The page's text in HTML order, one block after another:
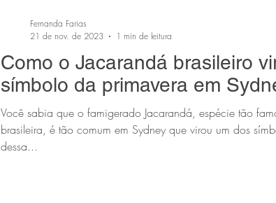
Como o Jacarandá brasileiro
símbolo da primavera em
Você sabia que o famigerado Jacarandá, espécie tão
brasileira, é tão comum em Sydney que virou um dos
dessa...
Fernanda Farias
21 de nov. de 2023
1 min de leitura